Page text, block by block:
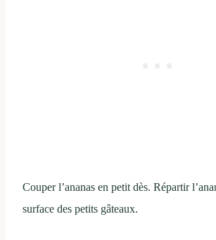
Couper l’ananas en petit dès. Répartir
surface des petits gâteaux.